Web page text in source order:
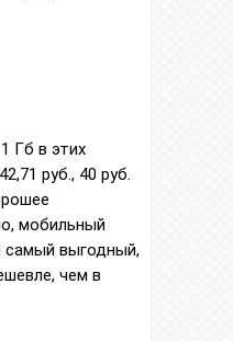
Гб в этих
руб., 40 руб.
мобильный
самый выгодный,
чем в